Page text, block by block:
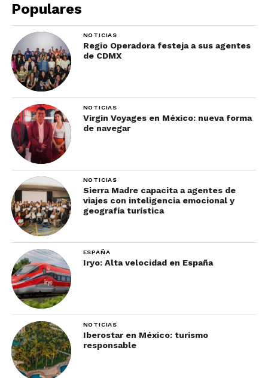
Populares
NOTICIAS
Regio Operadora festeja a sus agentes
de CDMX
NOTICIAS
Virgin Voyages en México: nueva forma
de navegar
NOTICIAS
Sierra Madre capacita a agentes de
viajes con inteligencia emocional y
geografía turística
ESPAÑA
Iryo: Alta velocidad en España
NOTICIAS
Iberostar en México: turismo
responsable